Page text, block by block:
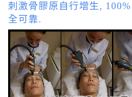
刺激骨膠原自行增生,
全可靠.